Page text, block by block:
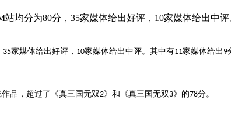
均分为80分，35家媒体给出好评，10家媒体给出中
35家媒体给出好评， 10家媒体给出中评。其中有11家媒体给出 9
品，超过了《真三国无双2》和《真三国无双 3》的78分。